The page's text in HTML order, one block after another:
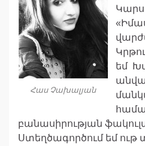
Հաս Չախալյան
եմ
բանասիրության
Ստեղծագործում եմ ութ